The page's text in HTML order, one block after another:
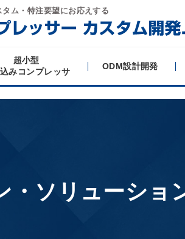
タム・特注要望にお応えする
超小型
みコンプレッサ
ODM設計開発
・ソリューショ